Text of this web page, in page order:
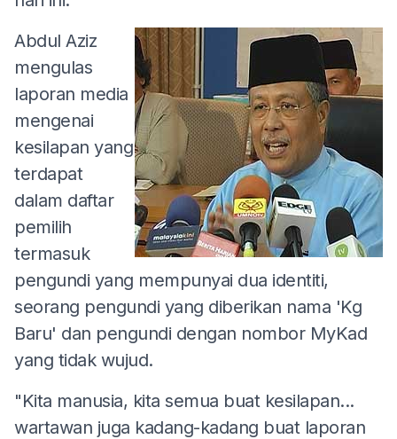
Abdul Aziz
mengulas
laporan media
mengenai
kesilapan yang
terdapat
dalam daftar
pemilih
termasuk
pengundi yang mempunyai dua identiti,
seorang pengundi yang diberikan nama 'Kg
Baru' dan pengundi dengan nombor MyKad
yang tidak wujud.
"Kita manusia, kita semua buat kesilapan...
wartawan juga kadang-kadang buat laporan